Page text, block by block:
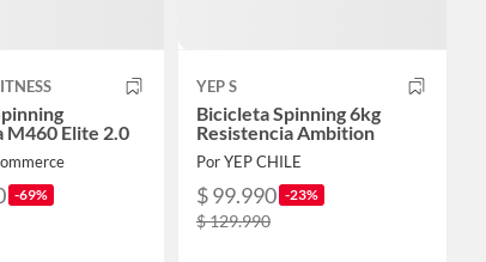
M460 Elite 2.0
-69%
YEP S
Bicicleta Spinning 6kg
Resistencia Ambition
Por YEP CHILE
$ 99.990 -23%
$ 129.990